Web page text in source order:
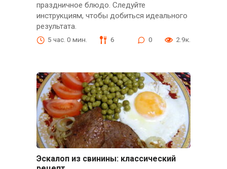
праздничное блюдо. Следуйте
инструкциям, чтобы добиться идеального
результата.
5 час. 0 мин. 6 0 2.9к.
Эскалоп из свинины: классический